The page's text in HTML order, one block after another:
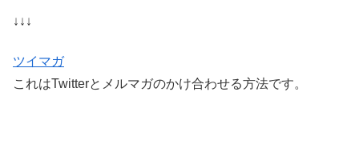
↓↓↓
ツイマガ
これはTwitterとメルマガのかけ合わせる方法です。